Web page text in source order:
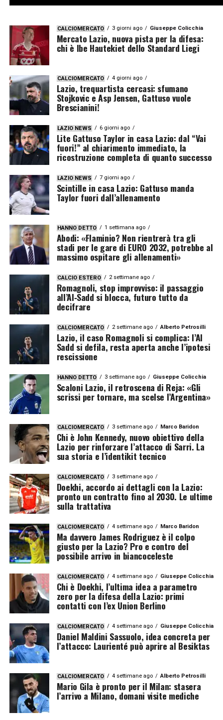
CALCIOMERCATO 3 giorni ago Giuseppe Colicchia
Mercato Lazio, nuova pista per la difesa:
chi è Ibe Hautekiet dello Standard Liegi
CALCIOMERCATO 4 giorni ago
Lazio, trequartista cercasi: sfumano
Stojkovic e Asp Jensen, Gattuso vuole
Brescianini!
LAZIO NEWS 6 giorni ago
Lite Gattuso Taylor in casa Lazio: dal “Vai
fuori!” al chiarimento immediato, la
ricostruzione completa di quanto successo
LAZIO NEWS 7 giorni ago
Scintille in casa Lazio: Gattuso manda
Taylor fuori dall’allenamento
HANNO DETTO 1 settimana ago
Abodi: «Flaminio? Non rientrerà tra gli
stadi per le gare di EURO 2032, potrebbe al
massimo ospitare gli allenamenti»
CALCIO ESTERO 2 settimane ago
Romagnoli, stop improvviso: il passaggio
all’Al‑Sadd si blocca, futuro tutto da
decifrare
CALCIOMERCATO 2 settimane ago Alberto Petrosilli
Lazio, il caso Romagnoli si complica: l’Al
Sadd si defila, resta aperta anche l’ipotesi
rescissione
HANNO DETTO 3 settimane ago Giuseppe Colicchia
Scaloni Lazio, il retroscena di Reja: «Gli
scrissi per tornare, ma scelse l’Argentina»
CALCIOMERCATO 3 settimane ago Marco Baridon
Chi è John Kennedy, nuovo obiettivo della
Lazio per rinforzare l’attacco di Sarri. La
sua storia e l’identikit tecnico
CALCIOMERCATO 3 settimane ago
Doekhi, accordo ai dettagli con la Lazio:
pronto un contratto fino al 2030. Le ultime
sulla trattativa
CALCIOMERCATO 4 settimane ago Marco Baridon
Ma davvero James Rodriguez è il colpo
giusto per la Lazio? Pro e contro del
possibile arrivo in biancoceleste
CALCIOMERCATO 4 settimane ago Giuseppe Colicchia
Chi è Doekhi, l’ultima idea a parametro
zero per la difesa della Lazio: primi
contatti con l’ex Union Berlino
CALCIOMERCATO 4 settimane ago Giuseppe Colicchia
Daniel Maldini Sassuolo, idea concreta per
l’attacco: Laurienté può aprire al Besiktas
CALCIOMERCATO 4 settimane ago Alberto Petrosilli
Mario Gila è pronto per il Milan: stasera
l’arrivo a Milano, domani visite mediche